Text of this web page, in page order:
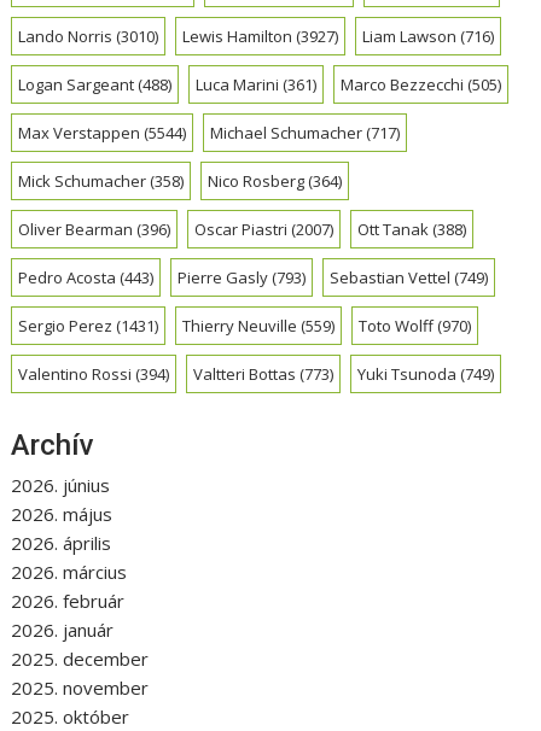
Lando Norris (3010) Lewis Hamilton (3927) Liam Lawson (716)
Logan Sargeant(488) Luca Marini (361) Marco Bezzecchi (505)
Max Verstappen (5544) Michael Schumacher(717)
Mick Schumacher(358) Nico Rosberg(364)
Oliver Bearman (396) Oscar Piastri (2007) Ott Tanak(388)
Pedro Acosta (443) Pierre Gasly(793) Sebastian Vettel (749)
Sergio Perez (1431) Thierry Neuville (559) Toto Wolff(970)
Valentino Rossi (394) Valtteri Bottas (773) Yuki Tsunoda (749)
Archív
2026. június
2026. május
2026. április
2026. március
2026. február
2026. január
2025. december
2025. november
2025. október